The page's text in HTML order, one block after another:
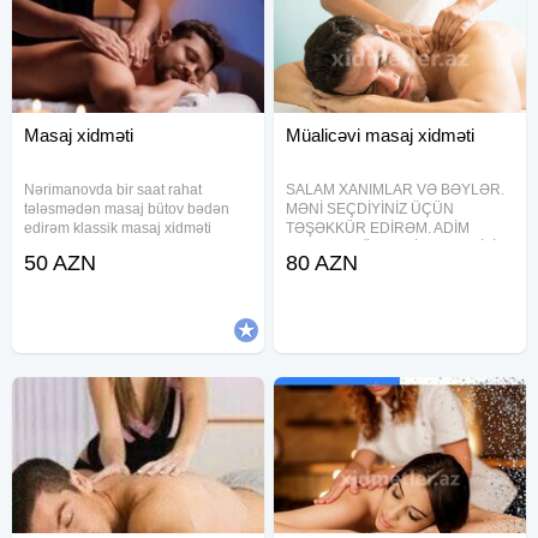
Masaj xidməti
Nərimanovda bir saat rahat
tələsmədən masaj bütov bədən
edirəm klassik masaj xidməti
bəylər narahat etsin
50 AZN
Müalicəvi masaj xidməti
SALAM XANIMLAR VƏ BƏYLƏR.
MƏNİ SEÇDİYİNİZ ÜÇÜN
TƏŞƏKKÜR EDİRƏM. ADİM
VAR 2016-Cİ İLDƏN HƏKİM
80 AZN